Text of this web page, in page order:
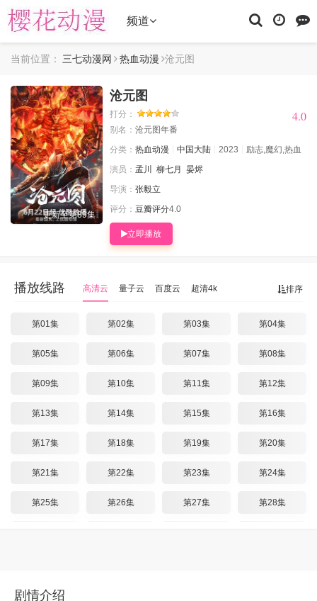
频道
当前位置： 三七动漫网 热血动漫 沧元图
更新至第89集
沧元图
打分： 4.0
别名： 沧元图年番
分类： 热血动漫 中国大陆 2023
励志,魔幻,热血
演员： 孟川 柳七月
晏烬
导演： 张毅立
评分： 豆瓣评分4.0
立即播放
排序
播放线路 高清云 量子云 百度云 超清4k
第01集 第02集 第03集 第04集
第05集 第06集 第07集 第08集
第09集 第10集 第11集 第12集
第13集 第14集 第15集 第16集
第17集 第18集 第19集 第20集
第21集 第22集 第23集 第24集
第25集 第26集 第27集 第28集
第37集
剧情介绍